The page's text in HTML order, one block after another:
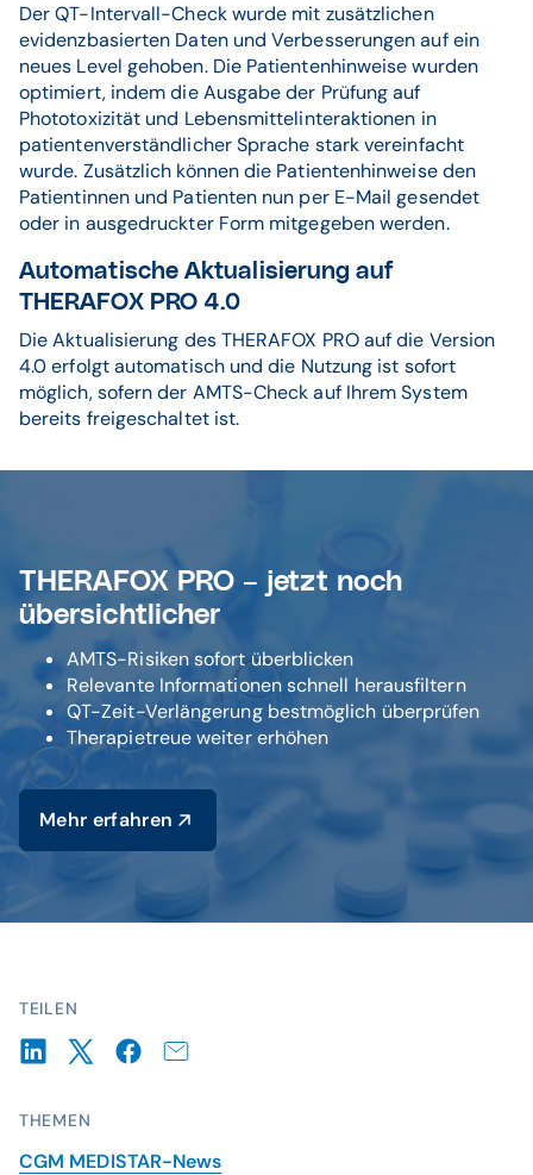
TEILEN
THEMEN
CGM MEDISTAR-News
Der QT-Intervall-Check wurde mit zusätzlichen
evidenzbasierten Daten und Verbesserungen auf ein
neues Level gehoben. Die Patientenhinweise wurden
optimiert, indem die Ausgabe der Prüfung auf
Phototoxizität und Lebensmittelinteraktionen in
patientenverständlicher Sprache stark vereinfacht
wurde. Zusätzlich können die Patientenhinweise den
Patientinnen und Patienten nun per E-Mail gesendet
oder in ausgedruckter Form mitgegeben werden.
Automatische Aktualisierung auf
THERAFOX PRO 4.0
Die Aktualisierung des THERAFOX PRO auf die Version
4.0 erfolgt automatisch und die Nutzung ist sofort
möglich, sofern der AMTS-Check auf Ihrem System
bereits freigeschaltet ist.
THERAFOX PRO – jetzt noch
übersichtlicher
AMTS-Risiken sofort überblicken
Relevante Informationen schnell herausfiltern
QT-Zeit-Verlängerung bestmöglich überprüfen
Therapietreue weiter erhöhen
Mehr erfahren